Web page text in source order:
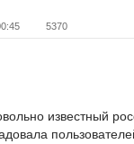
5370
известный